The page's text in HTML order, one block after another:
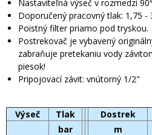
Nastaviteľná výseč v rozmedzí
Doporučený pracovný tlak: 1,75 -
Poistný filter priamo pod tryskou.
Postrekovač je vybavený
zabraňuje pretekaniu vody
piesok!
Pripojovací závit: vnútorný 1/2"
Výseč Tlak Dostrek
bar
m